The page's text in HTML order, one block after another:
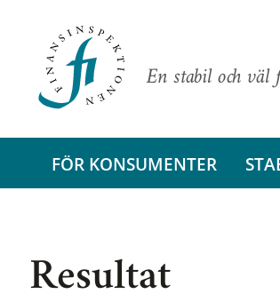
En stabil och
FÖR KONSUMENTER
Resultat